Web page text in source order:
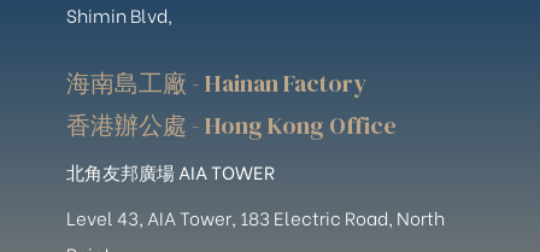
Shimin Blvd,
海南島工廠 - Hainan Factory
香港辦公處 - Hong Kong Office
北角友邦廣場 AIA TOWER
Level 43, AIA Tower, 183 Electric Road, North